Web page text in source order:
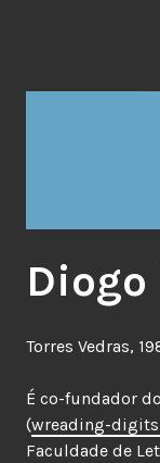
Diogo
Torres Vedras,
É co-fundador
(wreading-
Faculdade de